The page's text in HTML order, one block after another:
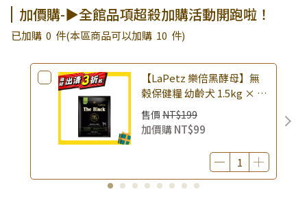
▶全館品項超殺加購活動開跑啦！
加價購-▶全館品項超殺加購活動開跑啦！
已加購 0 件(本區商品可以加購 10 件)
【LaPetz 樂倍黑酵母】無
榖保健糧 幼齡犬 1.5kg × 包
｜(廠效期20260818) 狗乾糧
狗飼料 幼犬飼料 無穀配方｜
即期品
售價 NT$199
加價購NT$99